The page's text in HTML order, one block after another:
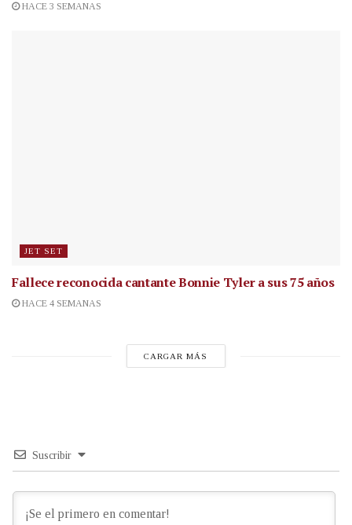
HACE 3 SEMANAS
JET SET
Fallece reconocida cantanteBonnie Tyler a sus 75 años
HACE 4 SEMANAS
CARGAR MÁS
Suscribir